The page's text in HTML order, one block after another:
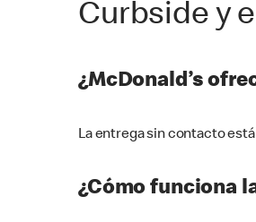
Curbside y
¿McDonald’s
La entrega sin contacto
¿Cómo funciona